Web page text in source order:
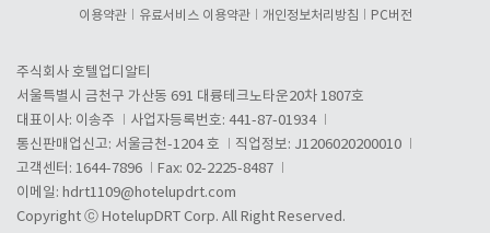
이용약관 유료서비스 이용약관 개인정보처리방침 PC버전
주식회사 호텔업디알티
서울특별시 금천구 가산동 691 대륭테크노타운20차 1807호
대표이사: 이송주
사업자등록번호: 441-87-01934
통신판매업신고: 서울금천-1204 호
직업정보: J1206020200010
고객센터: 1644-7896
Fax: 02-2225-8487
이메일: hdrt1109@hotelupdrt.com
Copyright ⓒ HotelupDRT Corp. All Right Reserved.